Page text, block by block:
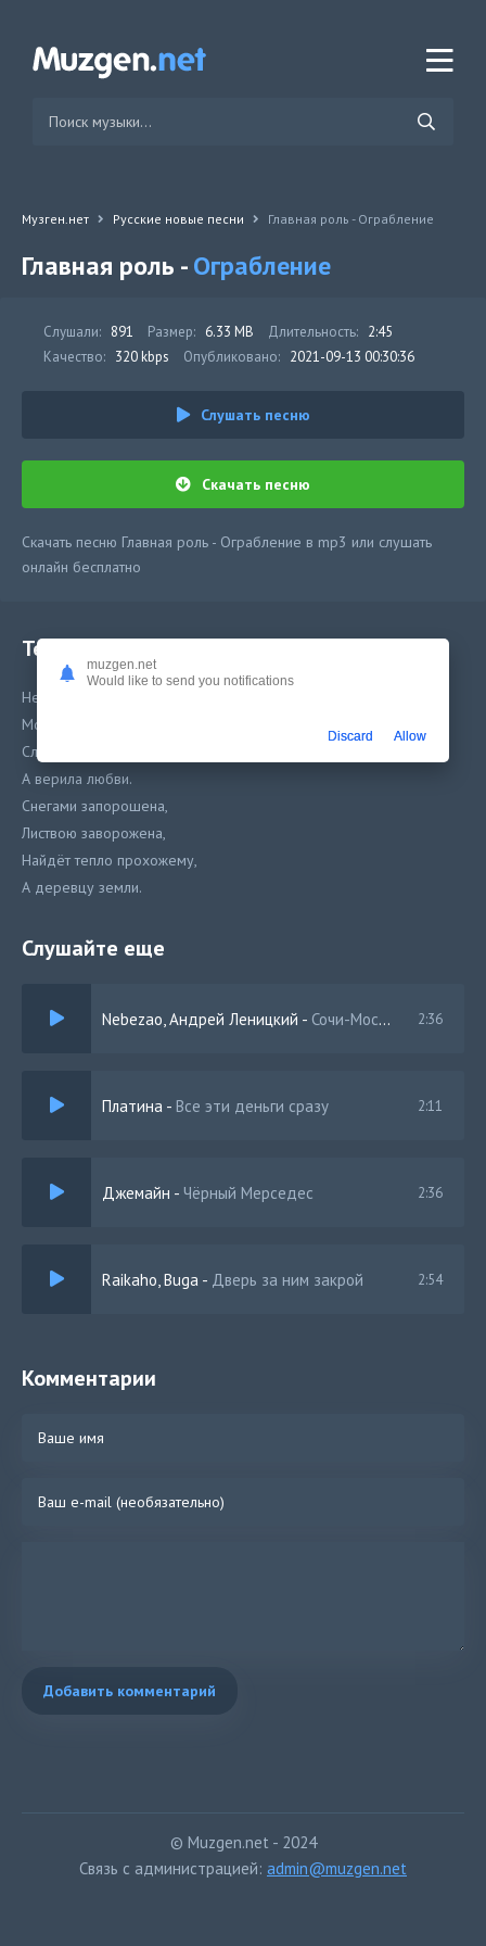
Музген.нет Русские новые песни Главная роль - Ограбление
Главная роль -Ограбление
Слушали: 891 Размер: 6.33 MB Длительность: 2:45
Качество: 320 kbps Опубликовано: 2021-09-13 00:30:36
Слушать песню
Скачать песню
Скачать песню Главная роль - Ограбление в mp3 или слушать
онлайн бесплатно
Текст песни
Не сразу всё устроилось,
Москва не сразу строилась
Словам Москва не верила,
А верила любви.
Снегами запорошена,
Листвою заворожена,
Найдёт тепло прохожему,
А деревцу земли.
Слушайте еще
Nebezao, Андрей Леницкий - Сочи-Москва 2:36
Платина - Все эти деньги сразу 2:11
Джемайн - Чёрный Мерседес 2:36
Raikaho, Buga - Дверь за ним закрой 2:54
Комментарии
Добавить комментарий
© Muzgen.net - 2024
Связь с администрацией: admin@muzgen.net
muzgen.net
Would like to send you notifications
Discard Allow